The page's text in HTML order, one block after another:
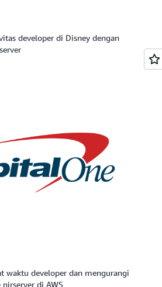
developer di Disney dengan
waktu developer dan mengurangi
di AWS